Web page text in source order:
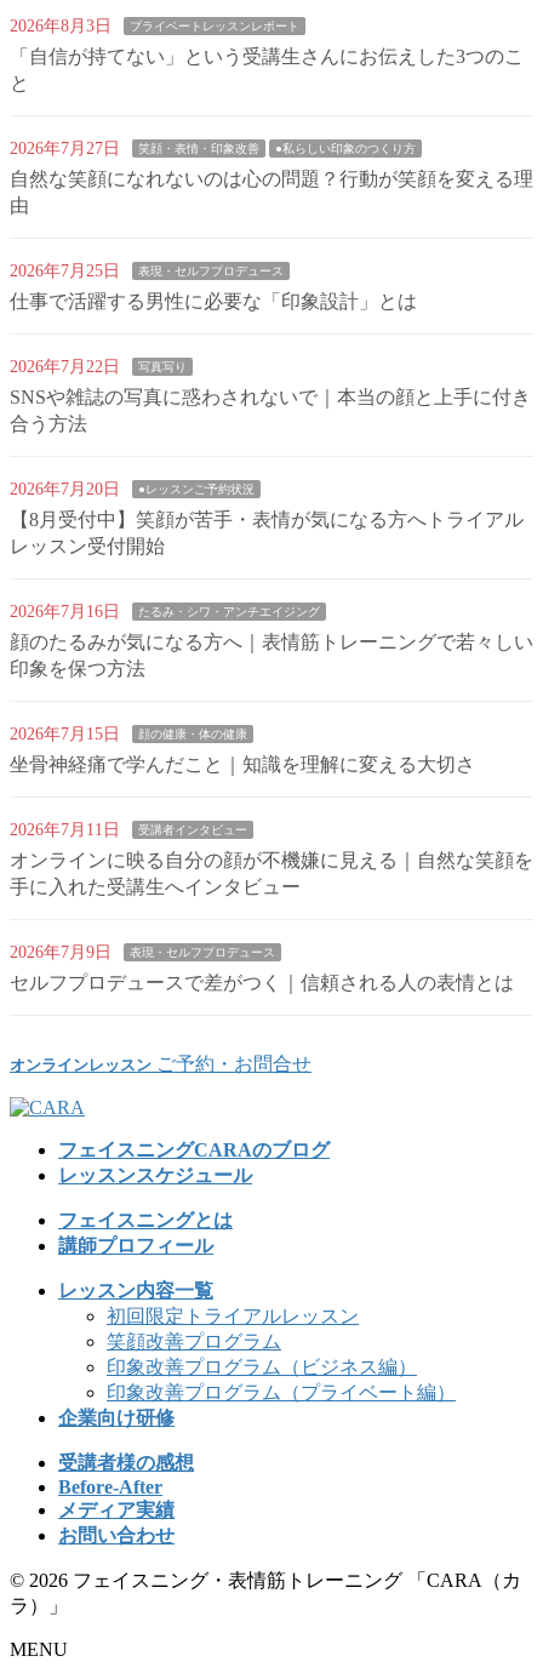
2026年8月3日 プライベートレッスンレポート
「自信が持てない」という受講生さんにお伝えした3つのこ
と
2026年7月27日 笑顔・表情・印象改善 ●私らしい印象のつくり方
自然な笑顔になれないのは心の問題？行動が笑顔を変える理
由
2026年7月25日 表現・セルフプロデュース
仕事で活躍する男性に必要な「印象設計」とは
2026年7月22日 写真写り
SNSや雑誌の写真に惑わされないで｜本当の顔と上手に付き
合う方法
2026年7月20日 ●レッスンご予約状況
【8月受付中】笑顔が苦手・表情が気になる方へトライアル
レッスン受付開始
2026年7月16日 たるみ・シワ・アンチエイジング
顔のたるみが気になる方へ｜表情筋トレーニングで若々しい
印象を保つ方法
2026年7月15日 顔の健康・体の健康
坐骨神経痛で学んだこと｜知識を理解に変える大切さ
2026年7月11日 受講者インタビュー
オンラインに映る自分の顔が不機嫌に見える｜自然な笑顔を
手に入れた受講生へインタビュー
2026年7月9日 表現・セルフプロデュース
セルフプロデュースで差がつく｜信頼される人の表情とは
オンラインレッスン ご予約・お問合せ
フェイスニングCARAのブログ
レッスンスケジュール
フェイスニングとは
講師プロフィール
レッスン内容一覧
初回限定トライアルレッスン
笑顔改善プログラム
印象改善プログラム（ビジネス編）
印象改善プログラム（プライベート編）
企業向け研修
受講者様の感想
Before-After
メディア実績
お問い合わせ
© 2026 フェイスニング・表情筋トレーニング 「CARA（カ
ラ）」
MENU